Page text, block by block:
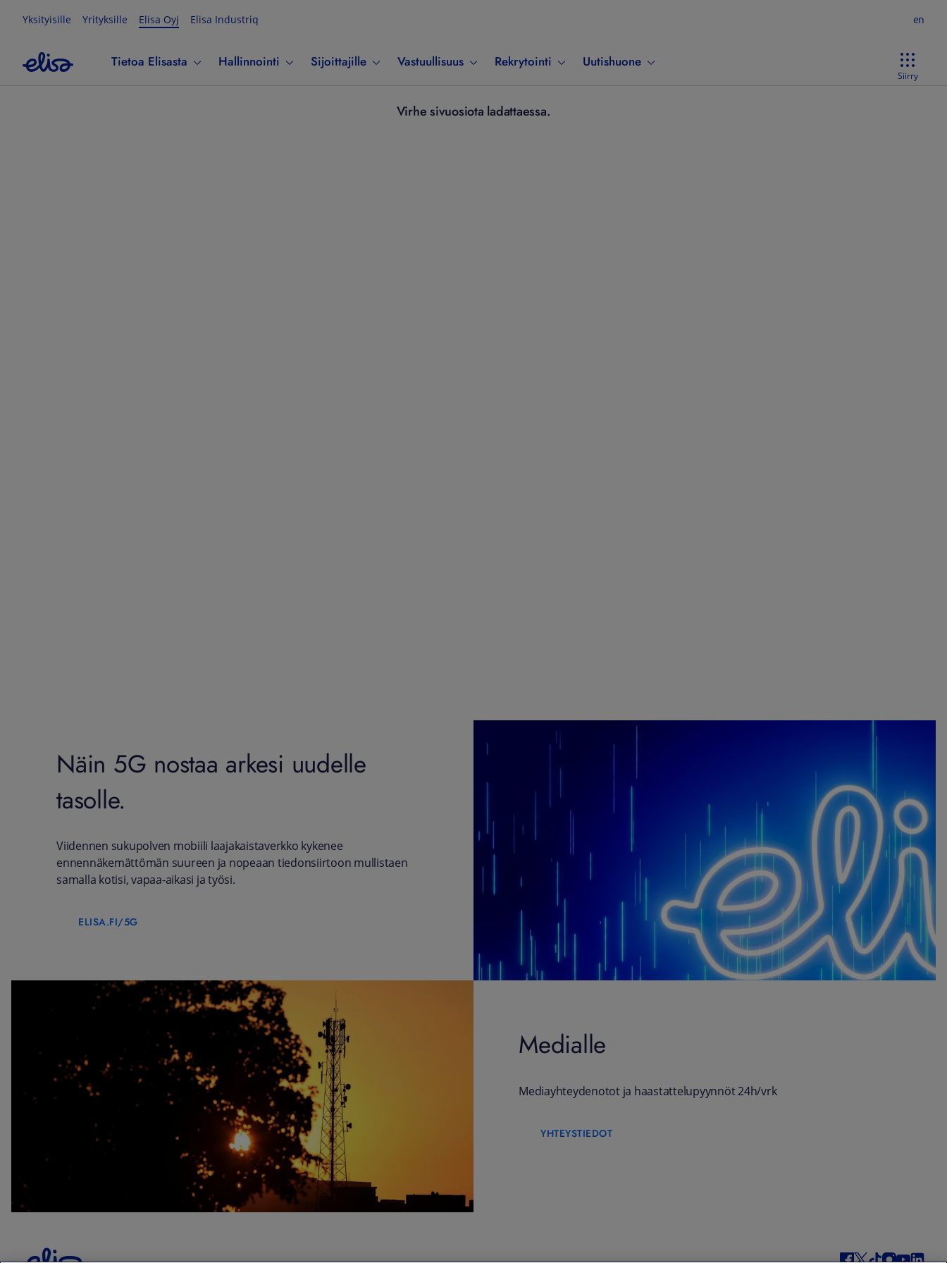
Yksityisille Yrityksille Elisa Oyj Elisa Industriq en
Tietoa Elisasta Hallinnointi Sijoittajille Vastuullisuus Rekrytointi Uutishuone
Siirry
Virhe sivuosiota ladattaessa.
Näin 5G nostaa arkesi uudelle
tasolle.
Viidennen sukupolven mobiili laajakaistaverkko kykenee
ennennäkemättömän suureen ja nopeaan tiedonsiirtoon mullistaen
samalla kotisi, vapaa-aikasi ja työsi.
ELISA.FI/5G
Medialle
Mediayhteydenotot ja haastattelupyynnöt 24h/vrk
YHTEYSTIEDOT